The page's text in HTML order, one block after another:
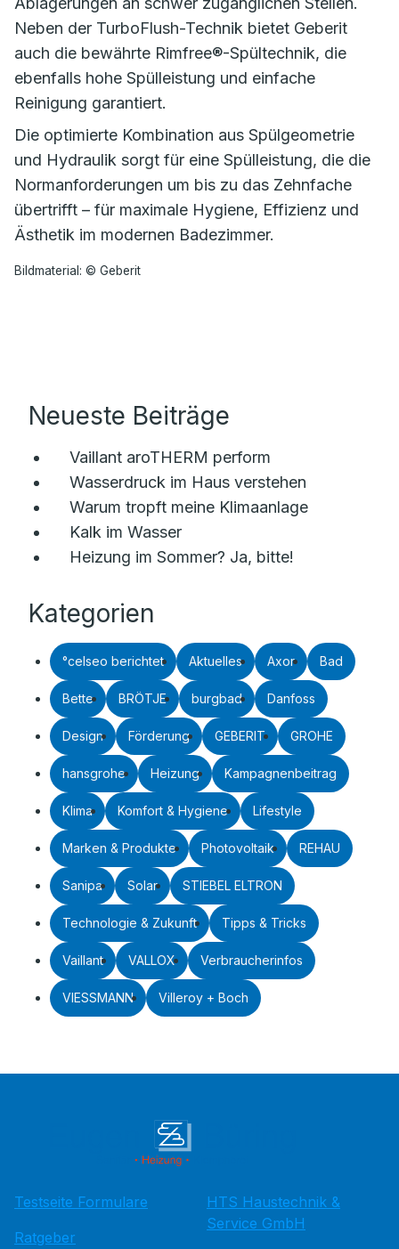
Neben der TurboFlush-Technik bietet Geberit
auch die bewährte Rimfree®-Spültechnik, die
ebenfalls hohe Spülleistung und einfache
Reinigung garantiert.
Die optimierte Kombination aus Spülgeometrie
und Hydraulik sorgt für eine Spülleistung, die die
Normanforderungen um bis zu das Zehnfache
übertrifft – für maximale Hygiene, Effizienz und
Ästhetik im modernen Badezimmer.
Bildmaterial: © Geberit
Neueste Beiträge
Vaillant aroTHERM perform
Wasserdruck im Haus verstehen
Warum tropft meine Klimaanlage
Kalk im Wasser
Heizung im Sommer? Ja, bitte!
Kategorien
°celseo berichtet Aktuelles Axor Bad
Bette BRÖTJE burgbad Danfoss
Design Förderung GEBERIT GROHE
hansgrohe Heizung Kampagnenbeitrag
Klima Komfort & Hygiene Lifestyle
Marken & Produkte Photovoltaik REHAU
Sanipa Solar STIEBEL ELTRON
Technologie & Zukunft Tipps & Tricks
Vaillant VALLOX Verbraucherinfos
VIESSMANN Villeroy + Boch
Testseite Formulare
Ratgeber
HTS Haustechnik &
Service GmbH